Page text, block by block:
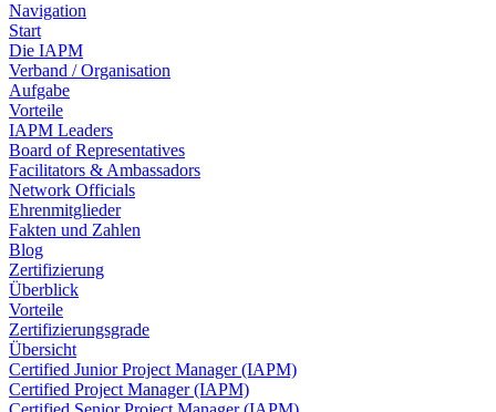
Navigation
Start
Die IAPM
Verband / Organisation
Aufgabe
Vorteile
IAPM Leaders
Board of Representatives
Facilitators & Ambassadors
Network Officials
Ehrenmitglieder
Fakten und Zahlen
Blog
Zertifizierung
Überblick
Vorteile
Zertifizierungsgrade
Übersicht
Certified Junior Project Manager (IAPM)
Certified Project Manager (IAPM)